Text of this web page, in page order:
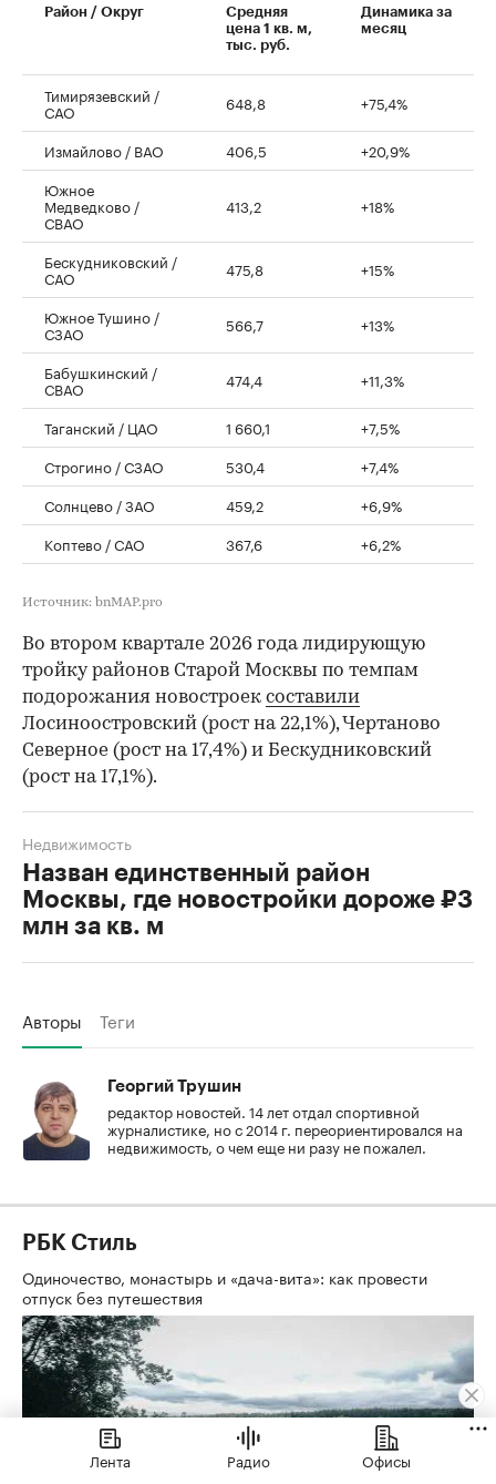
Район / Округ
Средняя
цена 1 кв. м,
тыс. руб.
Динамика за
месяц
Тимирязевский /
САО 648,8 +75,4%
Измайлово / ВАО 406,5
+20,9%
Южное
Медведково /
СВАО
413,2 +18%
Бескудниковский /
САО 475,8 +15%
Южное Тушино /
СЗАО 566,7 +13%
Бабушкинский /
СВАО 474,4 +11,3%
Таганский / ЦАО 1 660,1
+7,5%
Строгино / СЗАО
530,4
+7,4%
Солнцево / ЗАО
459,2
+6,9%
Коптево / САО
367,6 +6,2%
Источник: bnMAP.pro
Во втором квартале 2026 года лидирующую
тройку районов Старой Москвы по темпам
подорожания новостроек составили
Лосиноостровский (рост на 22,1%), Чертаново
Северное (рост на 17,4%) и Бескудниковский
(рост на 17,1%).
Назван единственный район
Москвы, где новостройки дороже ₽3
млн за кв. м
Недвижимость
Авторы Теги
Георгий Трушин
редактор новостей. 14 лет отдал спортивной
журналистике, но с 2014 г. переориентировался на
недвижимость, о чем еще ни разу не пожалел.
РБК Стиль
Одиночество, монастырь и «дача-вита»: как провести
отпуск без путешествия
Лента Радио Офисы